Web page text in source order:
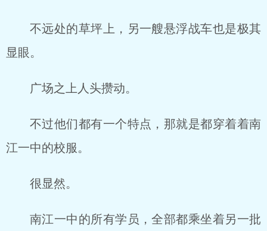
不远处的草坪上，另一艘悬浮战车也是极其
显眼。
广场之上人头攒动。
不过他们都有一个特点，那就是都穿着着南
江一中的校服。
很显然。
南江一中的所有学员，全部都乘坐着另一批